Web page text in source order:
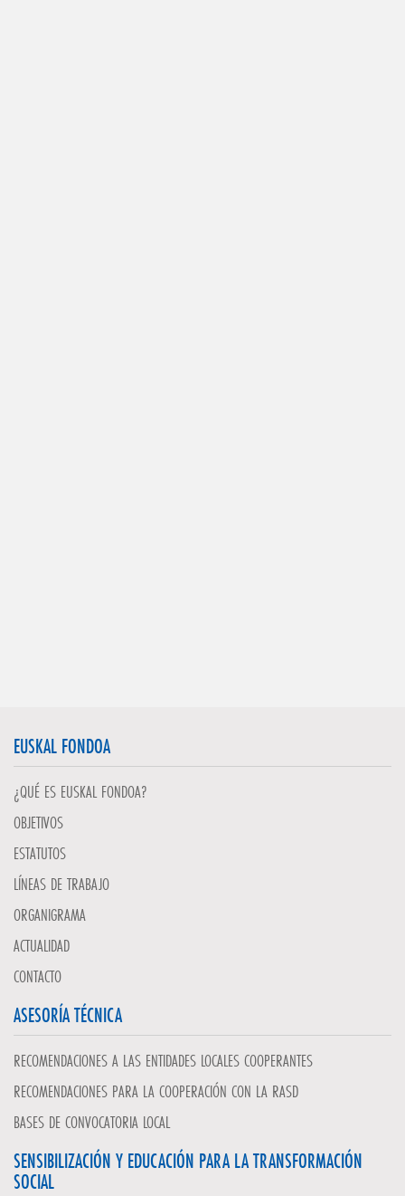
EUSKAL FONDOA
¿QUÉ ES EUSKAL FONDOA?
OBJETIVOS
ESTATUTOS
LÍNEAS DE TRABAJO
ORGANIGRAMA
ACTUALIDAD
CONTACTO
ASESORÍA TÉCNICA
RECOMENDACIONES A LAS ENTIDADES LOCALES COOPERANTES
RECOMENDACIONES PARA LA COOPERACIÓN CON LA RASD
BASES DE CONVOCATORIA LOCAL
SENSIBILIZACIÓN Y EDUCACIÓN PARA LA TRANSFORMACIÓN
SOCIAL